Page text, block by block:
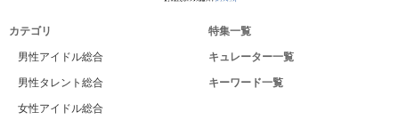
カテゴリ
男性アイドル総合
男性タレント総合
女性アイドル総合
特集一覧
キュレーター一覧
キーワード一覧